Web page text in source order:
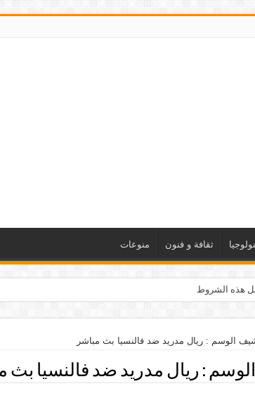
ثقافة و فنون منوعات
هذه الشروط
الوسم : ريال مدريد ضد فالنسيا بث مباشر
: ريال مدريد ضد فالنسيا بث